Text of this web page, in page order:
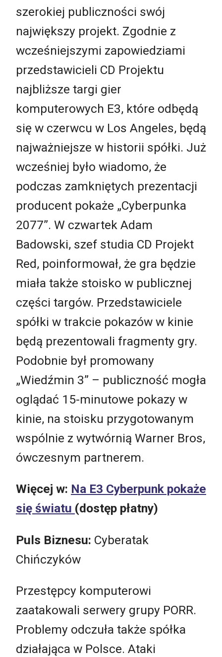
szerokiej publiczności swój
największy projekt. Zgodnie z
wcześniejszymi zapowiedziami
przedstawicieli CD Projektu
najbliższe targi gier
komputerowych E3, które odbędą
się w czerwcu w Los Angeles, będą
najważniejsze w historii spółki. Już
wcześniej było wiadomo, że
podczas zamkniętych prezentacji
producent pokaże „Cyberpunka
2077”. W czwartek Adam
Badowski, szef studia CD Projekt
Red, poinformował, że gra będzie
miała także stoisko w publicznej
części targów. Przedstawiciele
spółki w trakcie pokazów w kinie
będą prezentowali fragmenty gry.
Podobnie był promowany
„Wiedźmin 3” – publiczność mogła
oglądać 15-minutowe pokazy w
kinie, na stoisku przygotowanym
wspólnie z wytwórnią Warner Bros,
ówczesnym partnerem.
Więcej w: Na E3 Cyberpunk pokaże
się światu (dostęp płatny)
Puls Biznesu: Cyberatak
Chińczyków
Przestępcy komputerowi
zaatakowali serwery grupy PORR.
Problemy odczuła także spółka
działająca w Polsce. Ataki